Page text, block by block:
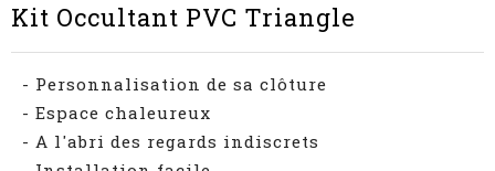
Kit Occultant PVC Triangle
- Personnalisation de sa clôture
- Espace chaleureux
- A l'abri des regards indiscrets